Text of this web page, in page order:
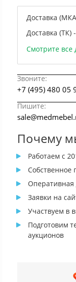
Доставка
Доставка (ТК)
Смотрите все
Звоните:
+7 (495) 480 05
Пишите:
Почему
Работаем с
Собственное
Оперативная
Заявки на
Участвуем в
Подготовим
аукционов